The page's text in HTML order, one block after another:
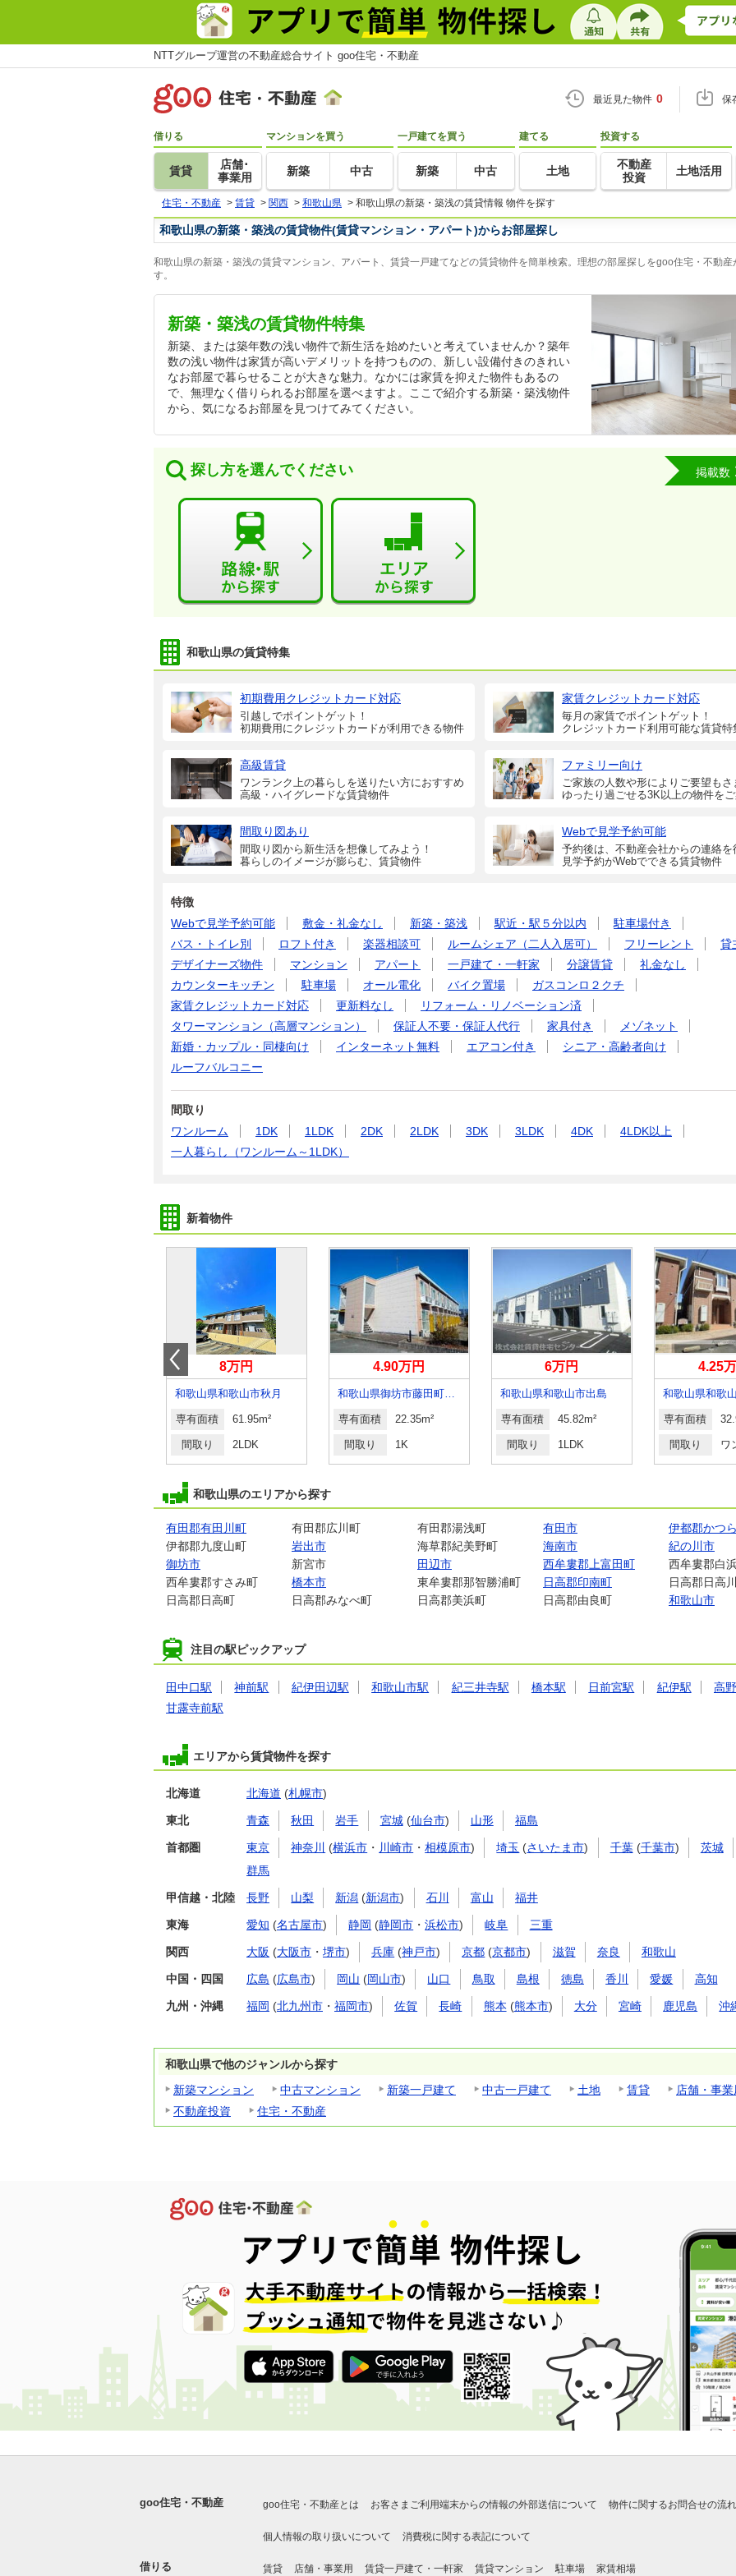
NTTグループ運営の不動産総合サイト goo住宅・不動産
最近見た物件 0 保
借りる
賃貸
店舗･
事業用
マンションを買う
新築 中古
一戸建てを買う
新築 中古
建てる
土地
投資する
不動産
投資
土地活用
住宅・不動産 > 賃貸 > 関西 > 和歌山県 > 和歌山県の新築・築浅の賃貸情報 物件を探す
和歌山県の新築・築浅の賃貸物件(賃貸マンション・アパート)からお部屋探し
和歌山県の新築・築浅の賃貸マンション、アパート、賃貸一戸建てなどの賃貸物件を簡単検索。理想の部屋探しをgoo住宅・不動産
す。
新築・築浅の賃貸物件特集
新築、または築年数の浅い物件で新生活を始めたいと考えていませんか？築年
数の浅い物件は家賃が高いデメリットを持つものの、新しい設備付きのきれい
なお部屋で暮らせることが大きな魅力。なかには家賃を抑えた物件もあるの
で、無理なく借りられるお部屋を選べますよ。ここで紹介する新築・築浅物件
から、気になるお部屋を見つけてみてください。
探し方を選んでください 掲載数
和歌山県の賃貸特集
初期費用クレジットカード対応
引越しでポイントゲット！
初期費用にクレジットカードが利用できる物件
家賃クレジットカード対応
毎月の家賃でポイントゲット！
クレジットカード利用可能な賃貸特
高級賃貸
ワンランク上の暮らしを送りたい方におすすめ
高級・ハイグレードな賃貸物件
ファミリー向け
ご家族の人数や形によりご要望もさ
ゆったり過ごせる3K以上の物件をご
間取り図あり
間取り図から新生活を想像してみよう！
暮らしのイメージが膨らむ、賃貸物件
Webで見学予約可能
予約後は、不動産会社からの連絡を
見学予約がWebでできる賃貸物件
特徴
Webで見学予約可能
敷金・礼金なし 新築・築浅 駅近・駅５分以内
駐車場付き
バス・トイレ別
ロフト付き 楽器相談可 ルームシェア（二人入居可） フリーレント
貸
デザイナーズ物件
マンション アパート 一戸建て・一軒家 分譲賃貸
礼金なし
カウンターキッチン
駐車場 オール電化 バイク置場
ガスコンロ２クチ
家賃クレジットカード対応
更新料なし
リフォーム・リノベーション済
タワーマンション（高層マンション）
保証人不要・保証人代行 家具付き
メゾネット
新婚・カップル・同棲向け
インターネット無料 エアコン付き
シニア・高齢者向け
ルーフバルコニー
間取り
ワンルーム
1DK 1LDK 2DK 2LDK 3DK 3LDK 4DK
4LDK以上
一人暮らし（ワンルーム～1LDK）
新着物件
8万円
和歌山県和歌山市秋月
専有面積 61.95m²
間取り 2LDK
4.90万円
和歌山県御坊市藤田町吉田
専有面積 22.35m²
間取り 1K
6万円
和歌山県和歌山市出島
専有面積 45.82m²
間取り 1LDK
4.25
和歌山県和歌
専有面積
間取り ワ
和歌山県のエリアから探す
有田郡有田川町 有田郡広川町 有田郡湯浅町 有田市
伊都郡かつ
伊都郡九度山町
岩出市 海草郡紀美野町 海南市
紀の川市
御坊市
新宮市 田辺市 西牟婁郡上富田町
西牟婁郡白
西牟婁郡すさみ町
橋本市 東牟婁郡那智勝浦町 日高郡印南町
日高郡日高
日高郡日高町
日高郡みなべ町 日高郡美浜町 日高郡由良町 和歌山市
注目の駅ピックアップ
田中口駅 神前駅 紀伊田辺駅 和歌山市駅 紀三井寺駅 橋本駅 日前宮駅 紀伊駅
高
甘露寺前駅
エリアから賃貸物件を探す
北海道 北海道 (札幌市)
東北 青森 秋田 岩手 宮城(仙台市) 山形 福島
首都圏 東京 神奈川 (横浜市 ・ 川崎市 ・相模原市) 埼玉 (さいたま市) 千葉(千葉市) 茨城
群馬
甲信越・北陸 長野 山梨 新潟 (新潟市) 石川 富山 福井
東海 愛知 (名古屋市) 静岡 (静岡市 ・浜松市) 岐阜 三重
関西 大阪 (大阪市 ・ 堺市) 兵庫 (神戸市) 京都 (京都市) 滋賀 奈良 和歌山
中国・四国 広島 (広島市) 岡山 (岡山市) 山口 鳥取 島根 徳島 香川 愛媛 高知
九州・沖縄 福岡 (北九州市 ・ 福岡市) 佐賀 長崎 熊本 (熊本市) 大分 宮崎 鹿児島 沖
和歌山県で他のジャンルから探す
新築マンション
中古マンション 新築一戸建て 中古一戸建て 土地 賃貸
店舗・事業
不動産投資
住宅・不動産
goo住宅・不動産 goo住宅・不動産とは お客さまご利用端末からの情報の外部送信について 物件に関するお問合せの流れ
個人情報の取り扱いについて 消費税に関する表記について
借りる 賃貸 店舗・事業用 賃貸一戸建て・一軒家 賃貸マンション 駐車場 家賃相場